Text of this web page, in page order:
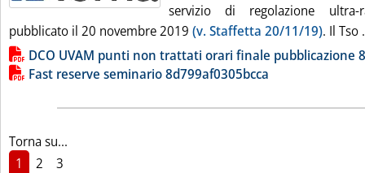
servizio di regolazione ultra-
pubblicato il 20 novembre 2019 (v. Staffetta 20/11/19). Il Tso
Lista allegati PDF alla notizia
DCO UVAM punti non trattati orari finale pubblicazione
Fast reserve seminario 8d799af0305bcca
Torna su...
1
2 3